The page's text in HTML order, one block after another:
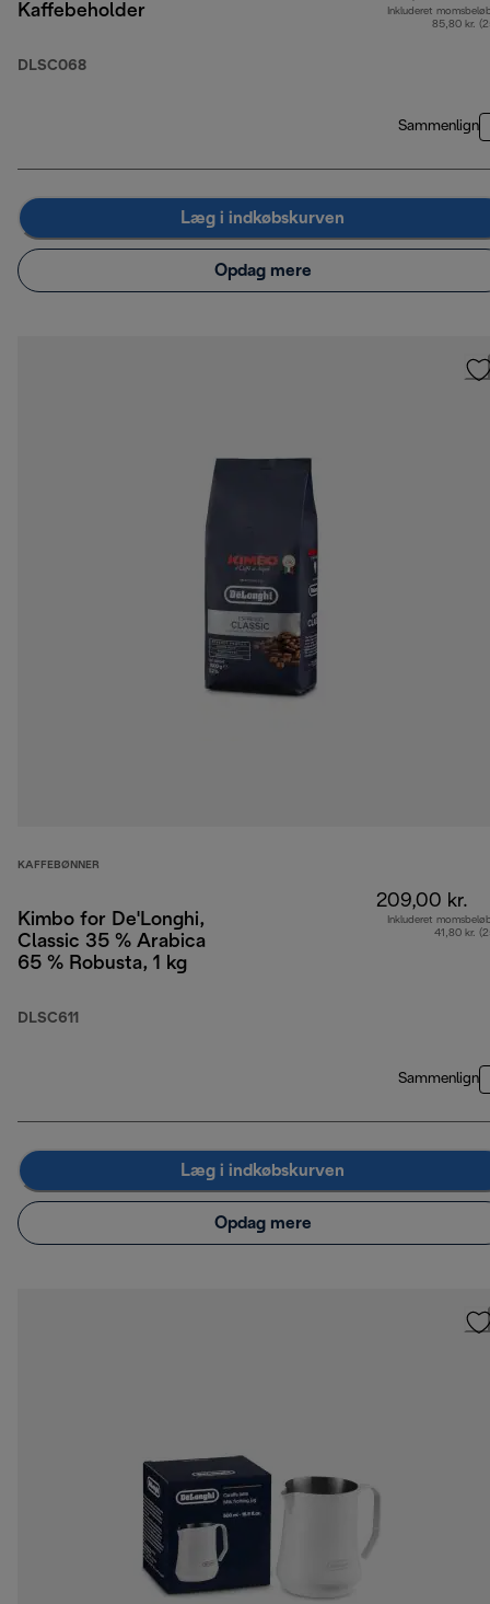
Kaffebeholder
DLSC068
Inkluderet
85,80 kr.
Sammenlign
Læg i indkøbskurven
Opdag mere
KAFFEBØNNER
Kimbo for De'Longhi,
Classic 35 % Arabica
65 % Robusta, 1 kg
DLSC611
209,00 kr.
Inkluderet
41,80 kr.
Sammenlign
Læg i indkøbskurven
Opdag mere